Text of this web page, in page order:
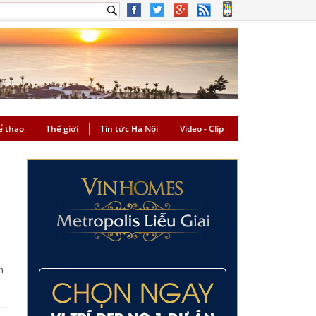
thao Thế giới Tin tức Hà Nội Video - Clip